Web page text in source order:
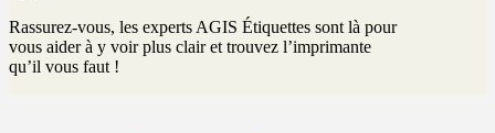
Rassurez-vous, les experts AGIS Étiquettes sont là pour
vous aider à y voir plus clair et trouvez l’imprimante
qu’il vous faut !